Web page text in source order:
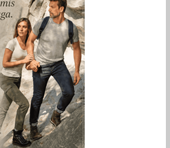
lambanahast
lambavilla voodriga.
M, L, XL ja 2XL.
ja vooder lambavill